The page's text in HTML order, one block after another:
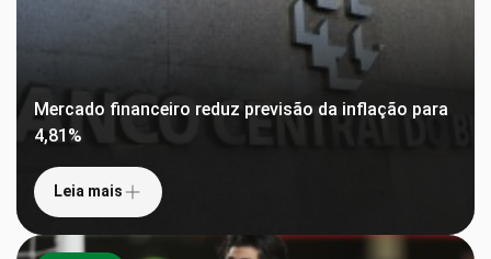
Mercado financeiro reduz previsão da inflação para
4,81%
Leia mais